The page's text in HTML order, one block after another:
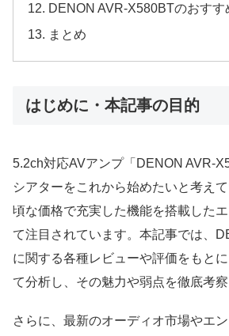
DENON AVR-X580BTのおす
まとめ
はじめに・本記事の目的
5.2ch対応AVアンプ「DENON AVR-
シアターをこれから始めたいと考え
頃な価格で充実した機能を搭載した
て注目されています。本記事では、
に関する各種レビューや評価をもと
て分析し、その魅力や弱点を徹底考察
さらに、最新のオーディオ市場やエ